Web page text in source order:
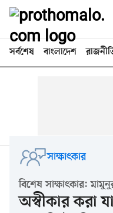
সর্বশেষ বাংলাদেশ
সাক্ষাৎকার
বিশেষ সাক্ষাৎকার:
অস্বীকার করা